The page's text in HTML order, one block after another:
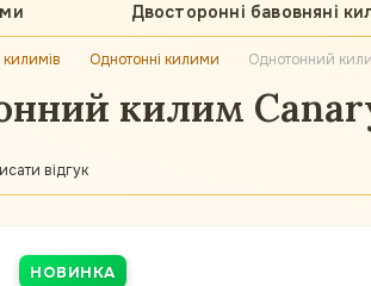
Двосторонні бавовняні
Однотонні килими Однотонний
килим
відгук
НОВИНКА